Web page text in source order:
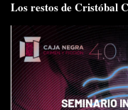
Los restos de Cristóbal